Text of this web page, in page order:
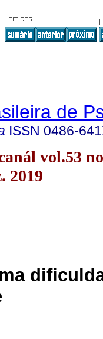
de
ISSN 0486-
vol.53
2019